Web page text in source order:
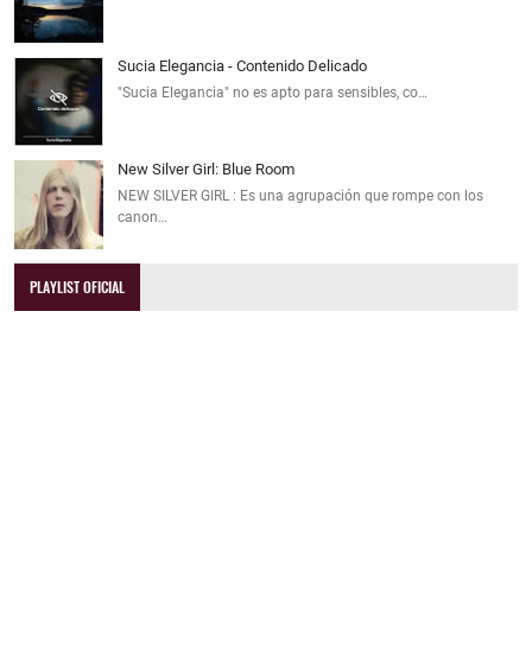
Sucia Elegancia - Contenido Delicado
"Sucia Elegancia" no es apto para sensibles, co…
New Silver Girl: Blue Room
NEW SILVER GIRL : Es una agrupación que rompe con los
canon…
PLAYLIST OFICIAL